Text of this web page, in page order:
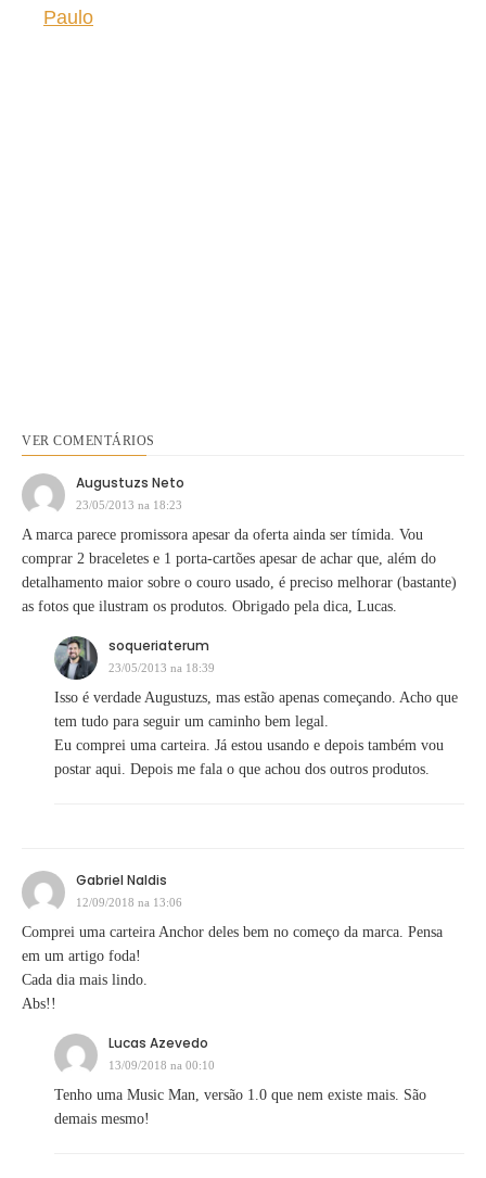
Paulo
VER COMENTÁRIOS
Augustuzs Neto
23/05/2013 na 18:23
A marca parece promissora apesar da oferta ainda ser tímida. Vou
comprar 2 braceletes e 1 porta-cartões apesar de achar que, além do
detalhamento maior sobre o couro usado, é preciso melhorar (bastante)
as fotos que ilustram os produtos. Obrigado pela dica, Lucas.
soqueriaterum
23/05/2013 na 18:39
Isso é verdade Augustuzs, mas estão apenas começando. Acho que
tem tudo para seguir um caminho bem legal.
Eu comprei uma carteira. Já estou usando e depois também vou
postar aqui. Depois me fala o que achou dos outros produtos.
Gabriel Naldis
12/09/2018 na 13:06
Comprei uma carteira Anchor deles bem no começo da marca. Pensa
em um artigo foda!
Cada dia mais lindo.
Abs!!
Lucas Azevedo
13/09/2018 na 00:10
Tenho uma Music Man, versão 1.0 que nem existe mais. São
demais mesmo!